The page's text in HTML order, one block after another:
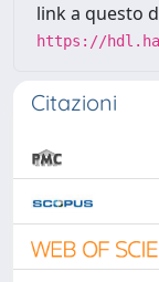
link a questo
https://
Citazioni